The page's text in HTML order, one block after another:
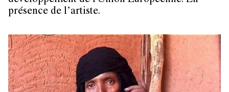
présence de l’artiste.